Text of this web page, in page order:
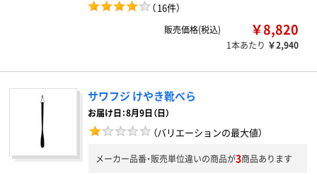
（16件）
販売価格(税込) ￥8,820
1本あたり ￥2,940
サワフジ けやき靴べら
お届け日：8月9日（日）
（バリエーションの最大値）
メーカー品番・販売単位違いの商品が3商品あります